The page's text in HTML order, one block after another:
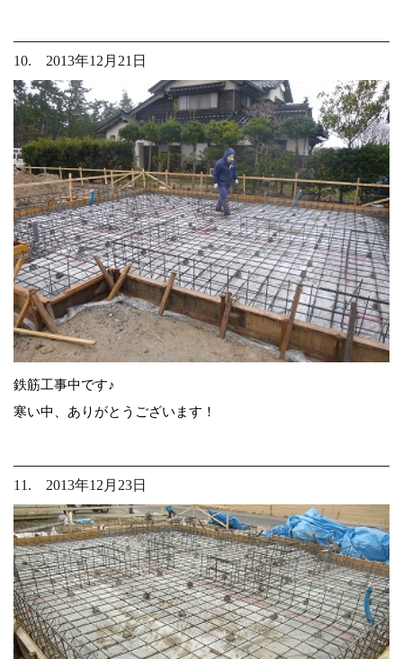
10. 2013年12月21日
鉄筋工事中です♪
寒い中、ありがとうございます！
11. 2013年12月23日